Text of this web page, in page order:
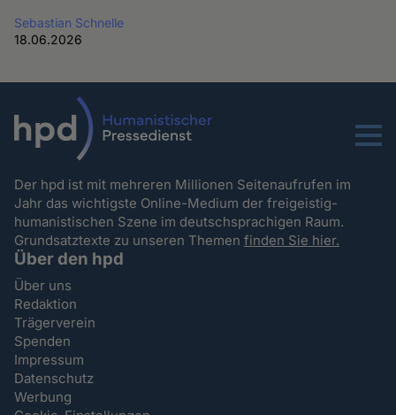
Sebastian Schnelle
18.06.2026
Menu
Der hpd ist mit mehreren Millionen Seitenaufrufen im
Jahr das wichtigste Online-Medium der freigeistig-
humanistischen Szene im deutschsprachigen Raum.
Grundsatztexte zu unseren Themenfinden Sie hier.
Über den hpd
Über uns
Redaktion
Trägerverein
Spenden
Impressum
Datenschutz
Werbung